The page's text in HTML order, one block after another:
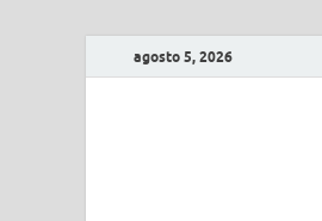
agosto 5, 2026